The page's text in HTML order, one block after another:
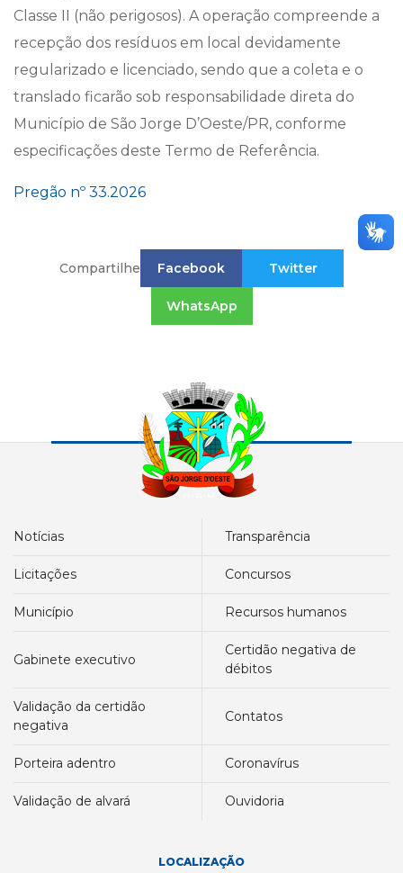
Classe II (não perigosos). A operação compreende a
recepção dos resíduos em local devidamente
regularizado e licenciado, sendo que a coleta e o
translado ficarão sob responsabilidade direta do
Município de São Jorge D’Oeste/PR, conforme
especificações deste Termo de Referência.
Pregão nº 33.2026
Compartilhe Facebook Twitter
WhatsApp
notícias transparência
licitações concursos
município recursos humanos
gabinete executivo
certidão negativa de
débitos
validação da certidão
negativa
contatos
porteira adentro coronavírus
validação de alvará ouvidoria
LOCALIZAÇÃO